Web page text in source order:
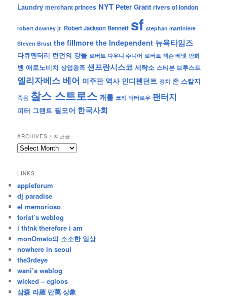
Laundry merchant princes NYT Peter Grant rivers of london
robert downey jr. Robert Jackson Bennett sf stephan martiniere
Steven Brust the fillmore the Independent 뉴욕타임즈
다큐멘터리 런던의 강들 로버트 다우니 주니어 로버트 잭슨 베넷 만화
벤 애로노비치 상업왕족 샌프란시스코 세탁소 스티븐 브루스트
엘리자베스 베어 여주판 역사 인디펜던트 정치 존 스칼지
죽음 찰스 스트로스 캐롤 코리 닥터로우 팬터지
피터 그랜트 필모어 한국사회
ARCHIVES / 지난글
archives
난
글
LINKS
appleforum
dj paradise
el memorioso
forist’s weblog
i th!nk therefore i am
monOmato의 소소한 일상
nowhere in seoul
the3rdeye
wani’s weblog
wicked – egloos
삼森 라羅 만萬 상象